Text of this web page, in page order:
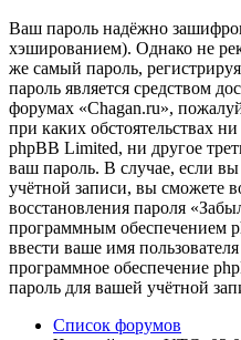
Ваш пароль надёжно
хэшированием). Однако не
же самый пароль,
пароль является средством
форумах «Chagan.ru»,
при каких обстоятельствах
phpBB Limited, ни другое
ваш пароль. В случае, если
учётной записи, вы сможете
восстановления пароля
программным обеспечением
ввести ваше имя
программное обеспечение
пароль для вашей учётной
Список форумов